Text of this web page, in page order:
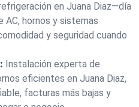
en Juana Diaz—día
hornos y sistemas
y seguridad cuando
Instalación experta de
eficientes en Juana Diaz,
facturas más bajas y